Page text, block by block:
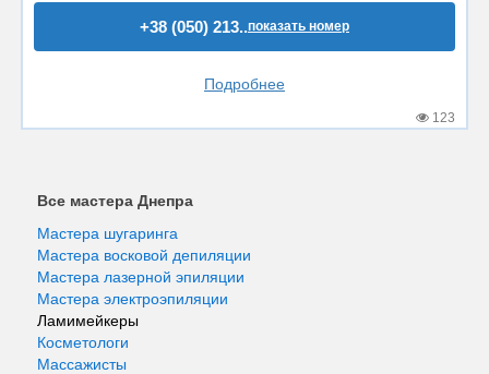
+38 (050) 213..показать номер
Подробнее
123
Все мастера Днепра
Мастера шугаринга
Мастера восковой депиляции
Мастера лазерной эпиляции
Мастера электроэпиляции
Ламимейкеры
Косметологи
Массажисты